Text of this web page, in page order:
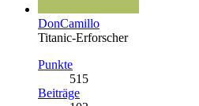
DonCamillo
Titanic-Erforscher
Punkte
515
Beiträge